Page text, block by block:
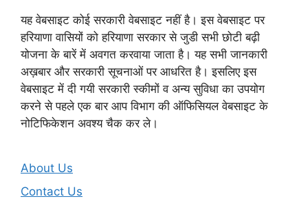
यह वेबसाइट कोई सरकारी वेबसाइट नहीं है। इस वेबसाइट पर
हरियाणा वासियों को हरियाणा सरकार से जुडी सभी छोटी बढ़ी
योजना के बारें में अवगत करवाया जाता है। यह सभी जानकारी
अख़बार और सरकारी सूचनाओं पर आधरित है। इसलिए इस
वेबसाइट में दी गयी सरकारी स्कीमों व अन्य सुविधा का उपयोग
करने से पहले एक बार आप विभाग की ऑफिसियल वेबसाइट के
नोटिफिकेशन अवश्य चैक कर ले।
About Us
Contact Us